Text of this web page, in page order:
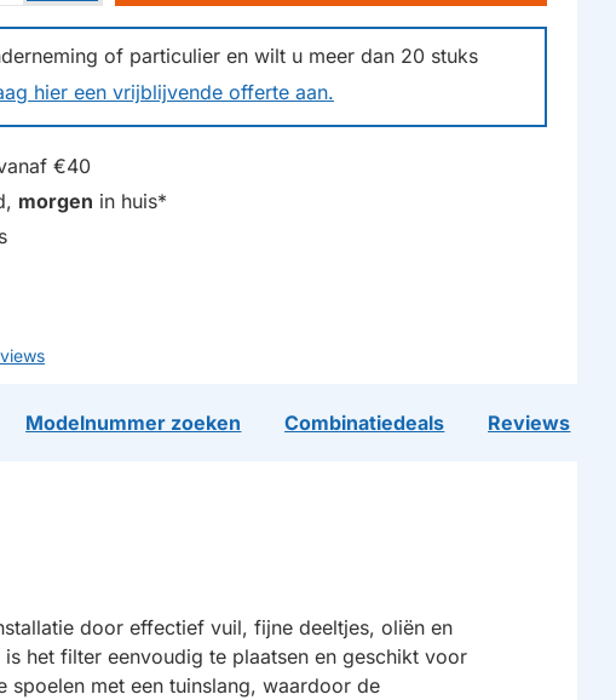
of particulier en wilt u meer dan 20 stuks
hier een vrijblijvende offerte aan.
€40
morgen in huis*
Modelnummer zoeken Combinatiedeals Reviews
door effectief vuil, fijne deeltjes, oliën en
het filter eenvoudig te plaatsen en geschikt voor
spoelen met een tuinslang, waardoor de